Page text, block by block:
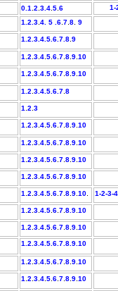
0. 1 2 3. 4. 5. 6 1-
1 .2.3. 4. 5 . 6. 7. 8. 9
1. 2. 3. 4. 5. 6. 7. 8. 9
1 2 3. 4. 5. 6. 7. 8. 9. 10
1 2 3. 4. 5. 6. 7. 8. 9. 10
1. 2 3.4.5.6. 7. 8
1 2 3
1 2 3. 4. 5. 6. 7. 8. 9. 10
1 2 3. 4. 5. 6. 7. 8. 9. 10
1 2 3. 4. 5. 6. 7. 8. 9. 10
1 2 3. 4. 5. 6. 7. 8. 9. 10
1 2 3. 4. 5. 6. 7. 8. 9. 10. 1-2-3-
1 2 3. 4.5. 6. 7. 8.9. 10
1 2 3. 4. 5. 6. 7. 8. 9. 10
1. 2.3. 4. 5. 6. 7. 8. 9. 10
1 2 3. 4. 5. 6. 7. 8. 9. 10
1 2 3. 4. 5. 6. 7. 8. 9. 10